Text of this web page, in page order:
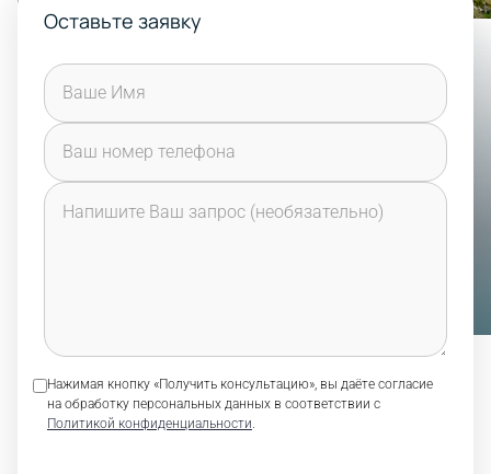
Оставьте заявку
Нажимая кнопку «Получить консультацию», вы даёте согласие
на обработку персональных данных в соответствии с
Политикой конфиденциальности.